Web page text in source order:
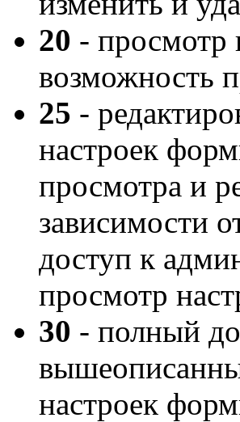
20 - просмотр
возможность
25 -
настроек
просмотра и
зависимости
доступ к
просмотр
30 - полный
настроек